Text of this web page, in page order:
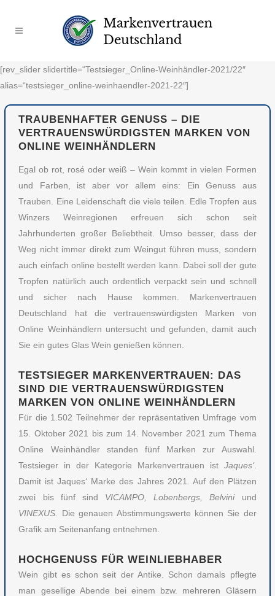
[rev_slider slidertitle=“Testsieger_Online-Weinhändler-2021/22″
alias=“testsieger_online-weinhaendler-2021-22″]
TRAUBENHAFTER GENUSS – DIE
VERTRAUENSWÜRDIGSTEN MARKEN VON
ONLINE WEINHÄNDLERN
Egal ob rot, rosé oder weiß – Wein kommt in vielen Formen
und Farben, ist aber vor allem eins: Ein Genuss aus
Trauben. Eine Leidenschaft die viele teilen. Edle Tropfen aus
Winzers Weinregionen erfreuen sich schon seit
Jahrhunderten großer Beliebtheit. Umso besser, dass der
Weg nicht immer direkt zum Weingut führen muss, sondern
auch einfach online bestellt werden kann. Dabei soll der gute
Tropfen natürlich auch ordentlich verpackt sein und schnell
und sicher nach Hause kommen. Markenvertrauen
Deutschland hat die vertrauenswürdigsten Marken von
Online Weinhändlern untersucht und gefunden, damit auch
Sie ein gutes Glas Wein genießen können.
TESTSIEGER MARKENVERTRAUEN: DAS
SIND DIE VERTRAUENSWÜRDIGSTEN
MARKEN VON ONLINE WEINHÄNDLERN
Für die 1.502 Teilnehmer der repräsentativen Umfrage vom
15. Oktober 2021 bis zum 14. November 2021 zum Thema
Online Weinhändler standen fünf Marken zur Auswahl.
Testsieger in der Kategorie Markenvertrauen ist Jaques‘.
Damit ist Jaques‘ Marke des Jahres 2021. Auf den Plätzen
zwei bis fünf sind VICAMPO, Lobenbergs, Belvini und
VINEXUS. Die genauen Abstimmungswerte können Sie der
Grafik am Seitenanfang entnehmen.
HOCHGENUSS FÜR WEINLIEBHABER
Wein gibt es schon seit der Antike. Schon damals pflegte
man gesellige Abende bei einem bzw. mehreren Gläsern